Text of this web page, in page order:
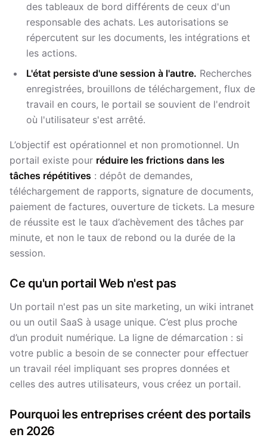
des tableaux de bord différents de ceux d'un
responsable des achats. Les autorisations se
répercutent sur les documents, les intégrations et
les actions.
L'état persiste d'une session à l'autre. Recherches
enregistrées, brouillons de téléchargement, flux de
travail en cours, le portail se souvient de l'endroit
où l'utilisateur s'est arrêté.
L’objectif est opérationnel et non promotionnel. Un
portail existe pour réduire les frictions dans les
tâches répétitives : dépôt de demandes,
téléchargement de rapports, signature de documents,
paiement de factures, ouverture de tickets. La mesure
de réussite est le taux d’achèvement des tâches par
minute, et non le taux de rebond ou la durée de la
session.
Ce qu'un portail Web n'est pas
Un portail n'est pas un site marketing, un wiki intranet
ou un outil SaaS à usage unique. C’est plus proche
d’un produit numérique. La ligne de démarcation : si
votre public a besoin de se connecter pour effectuer
un travail réel impliquant ses propres données et
celles des autres utilisateurs, vous créez un portail.
Pourquoi les entreprises créent des portails
en 2026